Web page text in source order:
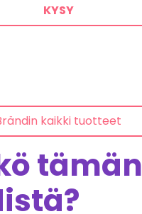
KYSY
kaikki tuotteet
tämän